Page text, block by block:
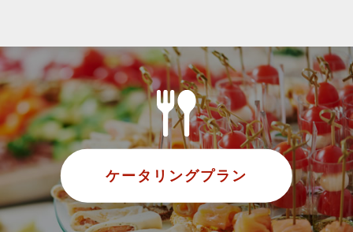
ケータリングプラン